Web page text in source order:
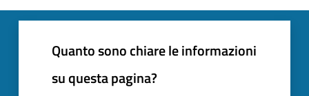
Quanto sono chiare le informazioni
su questa pagina?